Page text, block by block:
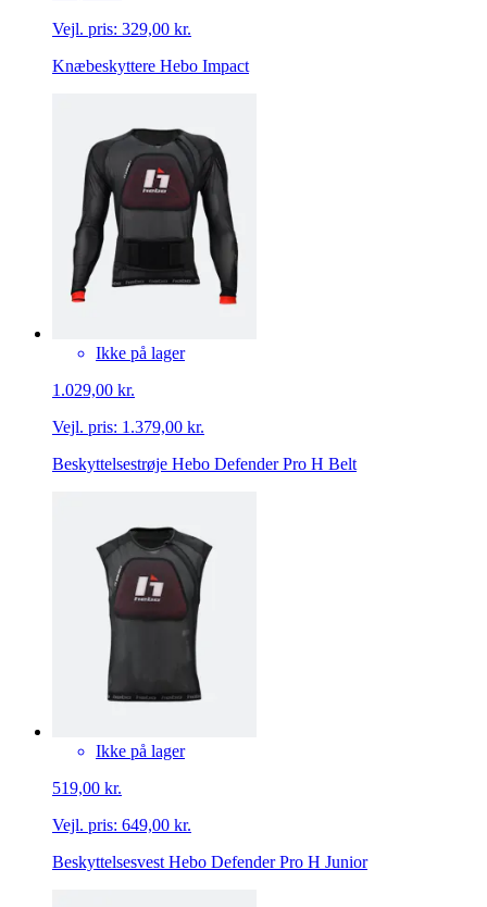
Vejl. pris: 329,00 kr.
Knæbeskyttere Hebo Impact
Ikke på lager
1.029,00 kr.
Vejl. pris: 1.379,00 kr.
Beskyttelsestrøje Hebo Defender Pro H Belt
Ikke på lager
519,00 kr.
Vejl. pris: 649,00 kr.
Beskyttelsesvest Hebo Defender Pro H Junior